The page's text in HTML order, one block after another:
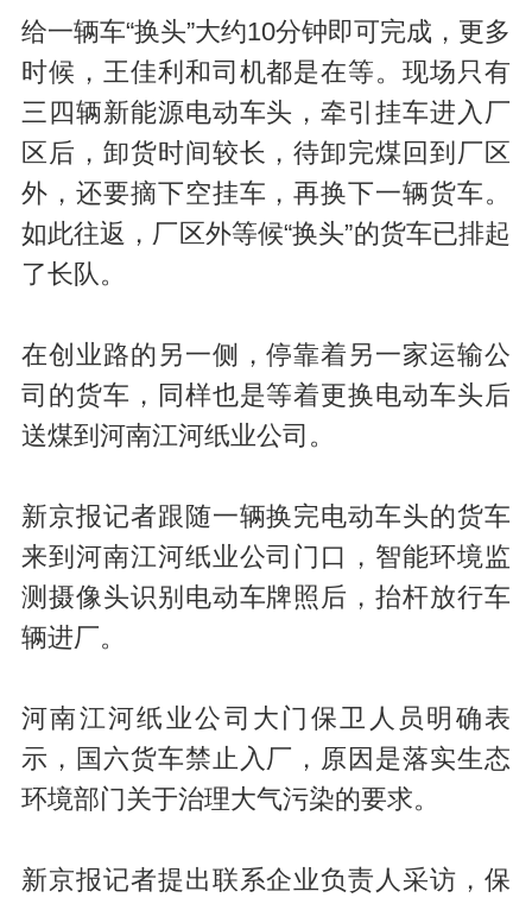
给一辆车“换头”大约10分钟即可完成，更多
时候，王佳利和司机都是在等。现场只有
三四辆新能源电动车头，牵引挂车进入厂
区后，卸货时间较长，待卸完煤回到厂区
外，还要摘下空挂车，再换下一辆货车。
如此往返，厂区外等候“换头”的货车已排起
了长队。
在创业路的另一侧，停靠着另一家运输公
司的货车，同样也是等着更换电动车头后
送煤到河南江河纸业公司。
新京报记者跟随一辆换完电动车头的货车
来到河南江河纸业公司门口，智能环境监
测摄像头识别电动车牌照后，抬杆放行车
辆进厂。
河南江河纸业公司大门保卫人员明确表
示，国六货车禁止入厂，原因是落实生态
环境部门关于治理大气污染的要求。
新京报记者提出联系企业负责人采访，保